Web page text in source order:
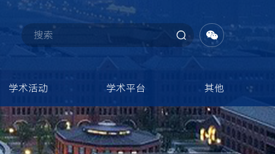
学术活动 学术平台 其他